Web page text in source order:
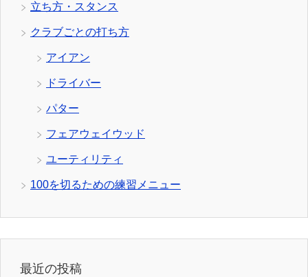
立ち方・スタンス
クラブごとの打ち方
アイアン
ドライバー
パター
フェアウェイウッド
ユーティリティ
100を切るための練習メニュー
最近の投稿